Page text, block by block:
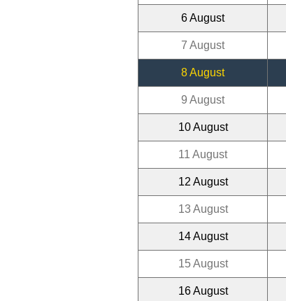
6 August
7 August
8 August
9 August
10 August
11 August
12 August
13 August
14 August
15 August
16 August